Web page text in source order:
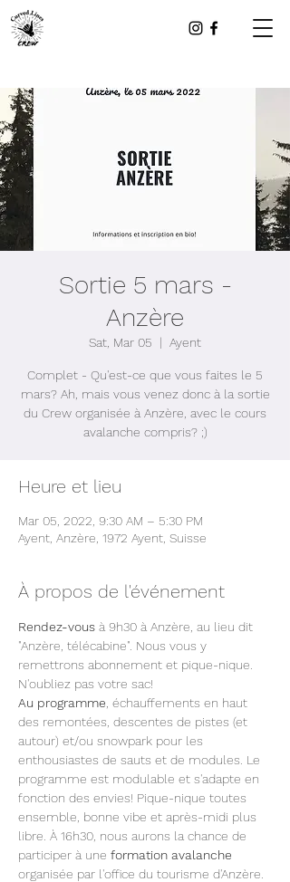
Sortie 5 mars -
Anzère
Sat, Mar 05
  |
Ayent
Complet - Qu'est-ce que vous faites le 5
mars? Ah, mais vous venez donc à la sortie
du Crew organisée à Anzère, avec le cours
avalanche compris? ;)
Heure et lieu
Mar 05, 2022, 9:30 AM – 5:30 PM
Ayent, Anzère, 1972 Ayent, Suisse
À propos de l'événement
Rendez-vous à 9h30 à Anzère, au lieu dit
"Anzère, télécabine". Nous vous y
remettrons abonnement et pique-nique.
N'oubliez pas votre sac!
Au programme , échauffements en haut
des remontées, descentes de pistes (et
autour) et/ou snowpark pour les
enthousiastes de sauts et de modules. Le
programme est modulable et s'adapte en
fonction des envies! Pique-nique toutes
ensemble, bonne vibe et après-midi plus
libre. À 16h30, nous aurons la chance de
participer à une formation avalanche
organisée par l'office du tourisme d'Anzère.